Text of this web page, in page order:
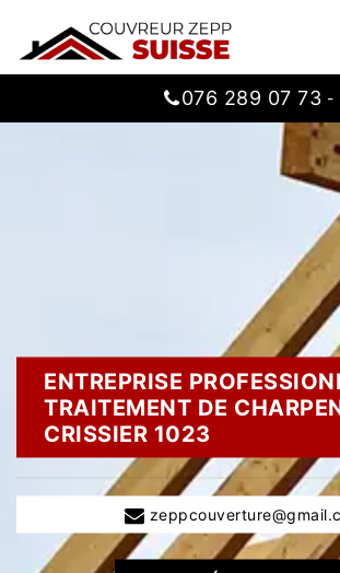
076 289 07 73 -
ENTREPRISE
TRAITEMENT DE
CRISSIER 1023